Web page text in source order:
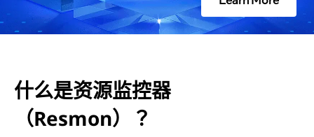
R
e
m
什么是资源监控器
（Resmon）？